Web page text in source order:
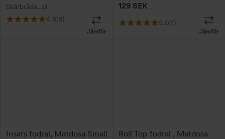
Skärbräda, sil
4.8(8)
Jämför
129 SEK
5.0(1)
Jämför
Insats fodral, Matdosa Small
Roll Top fodral , Matdosa